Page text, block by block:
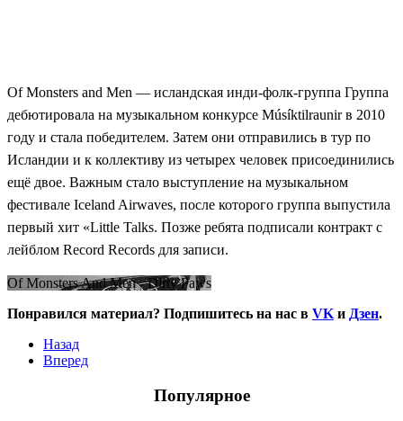
Of Monsters and Men — исландская инди-фолк-группа Группа
дебютировала на музыкальном конкурсе Músíktilraunir в 2010
году и стала победителем. Затем они отправились в тур по
Исландии и к коллективу из четырех человек присоединились
ещё двое. Важным стало выступление на музыкальном
фестивале Iceland Airwaves, после которого группа выпустила
первый хит «Little Talks. Позже ребята подписали контракт с
лейблом Record Records для записи.
Of Monsters And Men - Dirty Paws
Понравился материал? Подпишитесь на нас в VK и Дзен.
Назад
Вперед
Популярное